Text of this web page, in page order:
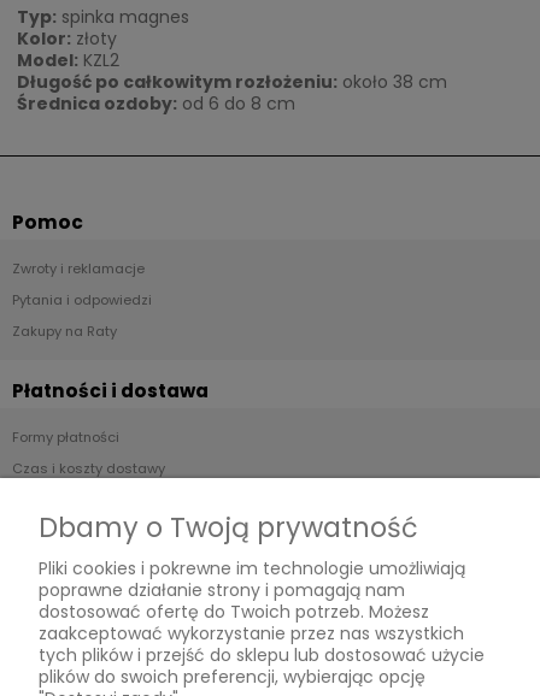
Typ: spinka magnes
Kolor: złoty
Model: KZL2
Długość po całkowitym rozłożeniu: około 38 cm
Średnica ozdoby: od 6 do 8 cm
Pomoc
Zwroty i reklamacje
Pytania i odpowiedzi
Zakupy na Raty
Płatności i dostawa
Formy płatności
Czas i koszty dostawy
Informacje
Regulamin
Polityka prywatności
Dbamy o Twoją prywatność
Pliki cookies i pokrewne im technologie umożliwiają
poprawne działanie strony i pomagają nam
dostosować ofertę do Twoich potrzeb. Możesz
zaakceptować wykorzystanie przez nas wszystkich
tych plików i przejść do sklepu lub dostosować użycie
plików do swoich preferencji, wybierając opcję